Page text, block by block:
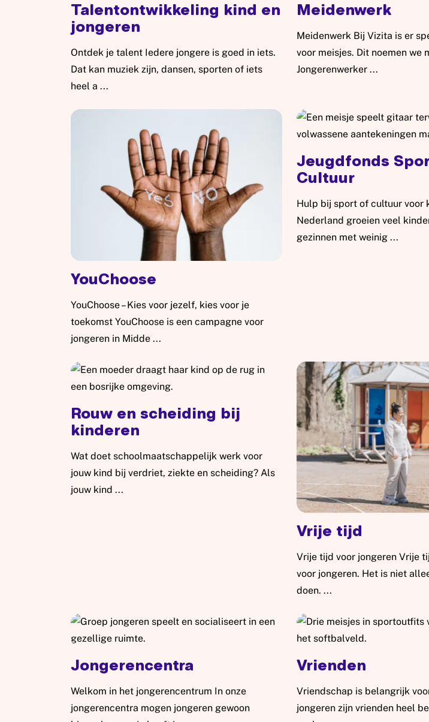
Talentontwikkeling kind en
jongeren
Ontdek je talent Iedere jongere is goed in iets.
Dat kan muziek zijn, dansen, sporten of iets
heel a ...
Meidenwerk
Meidenwerk Bij Vizita is er
voor meisjes. Dit noemen we
Jongerenwerker ...
YouChoose
YouChoose – Kies voor jezelf, kies voor je
toekomst YouChoose is een campagne voor
jongeren in Midde ...
Jeugdfonds
Cultuur
Hulp bij sport of cultuur voor
Nederland groeien veel
gezinnen met weinig ...
Rouw en scheiding bij
kinderen
Wat doet schoolmaatschappelijk werk voor
jouw kind bij verdriet, ziekte en scheiding? Als
jouw kind ...
Vrije tijd
Vrije tijd voor jongeren Vrije
voor jongeren. Het is niet
doen. ...
Jongerencentra
Welkom in het jongerencentrum In onze
jongerencentra mogen jongeren gewoon
Vrienden
Vriendschap is belangrijk
jongeren zijn vrienden heel